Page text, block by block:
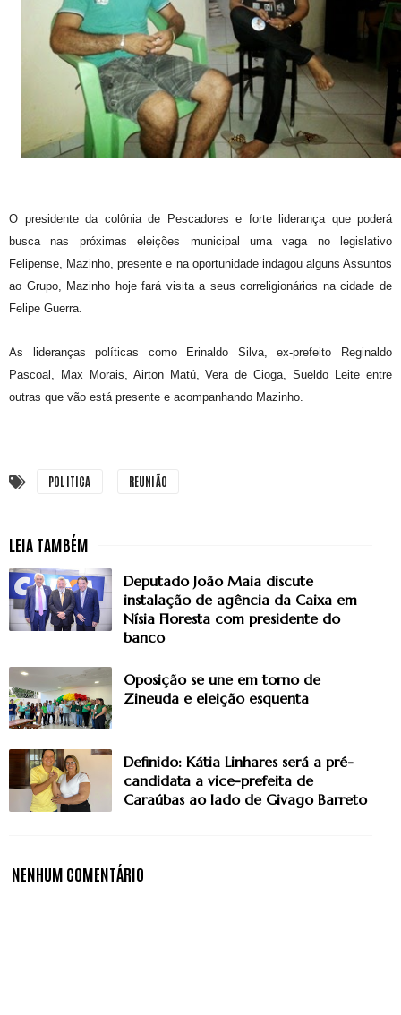
O presidente da colônia de Pescadores e forte liderança que poderá
busca nas próximas eleições municipal uma vaga no legislativo
Felipense, Mazinho, presente e na oportunidade indagou alguns Assuntos
ao Grupo, Mazinho hoje fará visita a seus correligionários na cidade de
Felipe Guerra.
As lideranças políticas como Erinaldo Silva, ex-prefeito Reginaldo
Pascoal, Max Morais, Airton Matú, Vera de Cioga, Sueldo Leite entre
outras que vão está presente e acompanhando Mazinho.
POLITICA REUNIÃO
Deputado João Maia discute
instalação de agência da Caixa em
Nísia Floresta com presidente do
banco
Oposição se une em torno de
Zineuda e eleição esquenta
Definido: Kátia Linhares será a pré-
candidata a vice-prefeita de
Caraúbas ao lado de Givago Barreto
NENHUM COMENTÁRIO